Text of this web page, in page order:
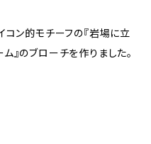
コン的モチーフの『岩場に立
』のブローチを作りました。